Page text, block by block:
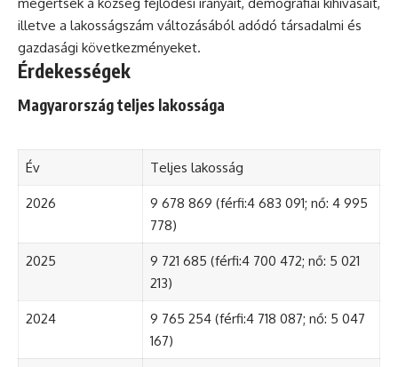
illetve a lakosságszám változásából adódó társadalmi és
gazdasági következményeket.
Érdekességek
Magyarország teljes lakossága
Év Teljes lakosság
2026
9 678 869 (férfi:4 683 091; nő: 4 995
778)
2025
9 721 685 (férfi:4 700 472; nő: 5 021
213)
2024
9 765 254 (férfi:4 718 087; nő: 5 047
167)